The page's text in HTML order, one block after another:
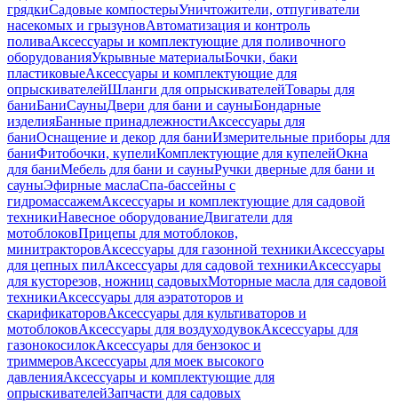
грядкиСадовые компостерыУничтожители, отпугиватели
насекомых и грызуновАвтоматизация и контроль
поливаАксессуары и комплектующие для поливочного
оборудованияУкрывные материалыБочки, баки
пластиковыеАксессуары и комплектующие для
опрыскивателейШланги для опрыскивателейТовары для
баниБаниСауныДвери для бани и сауныБондарные
изделияБанные принадлежностиАксессуары для
баниОснащение и декор для баниИзмерительные приборы для
баниФитобочки, купелиКомплектующие для купелейОкна
для баниМебель для бани и сауныРучки дверные для бани и
сауныЭфирные маслаСпа-бассейны с
гидромассажемАксессуары и комплектующие для садовой
техникиНавесное оборудованиеДвигатели для
мотоблоковПрицепы для мотоблоков,
минитракторовАксессуары для газонной техникиАксессуары
для цепных пилАксессуары для садовой техникиАксессуары
для кусторезов, ножниц садовыхМоторные масла для садовой
техникиАксессуары для аэратоторов и
скарификаторовАксессуары для культиваторов и
мотоблоковАксессуары для воздуходувокАксессуары для
газонокосилокАксессуары для бензокос и
триммеровАксессуары для моек высокого
давленияАксессуары и комплектующие для
опрыскивателейЗапчасти для садовых